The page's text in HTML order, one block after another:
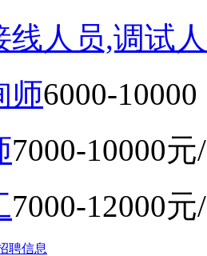
线人员,调试
师6000-
7000-10000元
7000-12000元
聘信息